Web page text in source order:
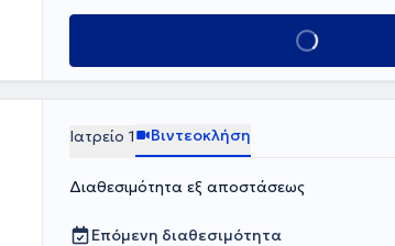
Κλείσε ραντεβού
Ιατρείο 1 Βιντεοκλήση
Διαθεσιμότητα εξ αποστάσεως
Επόμενη διαθεσιμότητα